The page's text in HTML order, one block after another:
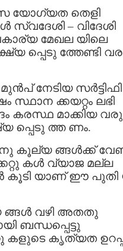
യോഗ്യത തെളി
സ്വദേശി – വിദേശി
മേഖല യിലെ
പ്പെടു ത്തേണ്ടി
നേടിയ സർട്ടിഫി
സ്ഥാന ക്കയറ്റം ലഭി
കരസ്ഥ മാക്കിയ
പ്പെടു ത്ത ണം.
ങ്ങൾക്ക്
ക്കറ്റു കൾ വ്യാജ മല്ല
കൂടി യാണ് ഈ പുതി
ങ്ങൾ വഴി അതതു
ബന്ധപ്പെട്ടു
കളുടെ കൃത്യത